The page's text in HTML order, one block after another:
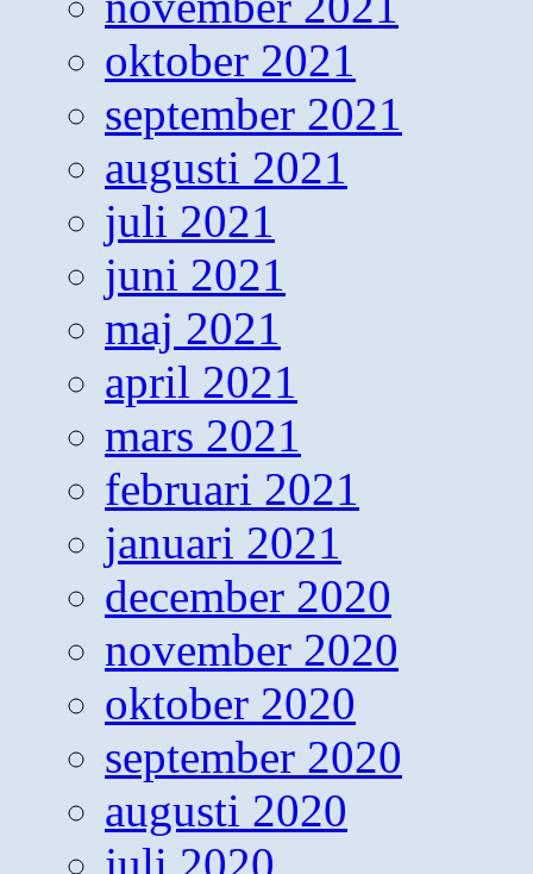
oktober 2021
september 2021
augusti 2021
juli 2021
juni 2021
maj 2021
april 2021
mars 2021
februari 2021
januari 2021
december 2020
november 2020
oktober 2020
september 2020
augusti 2020